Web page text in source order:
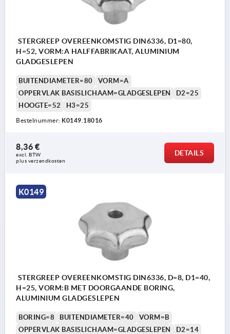
STERGREEP OVEREENKOMSTIG DIN6336, D1=80,
H=52, VORM:A HALFFABRIKAAT, ALUMINIUM
GLADGESLEPEN
BUITENDIAMETER=80
VORM=A
OPPERVLAK BASISLICHAAM=GLADGESLEPEN
D2=25
HOOGTE=52
H3=25
Bestelnummer: K0149.18016
8,36 €
excl. BTW
plus verzendkosten
DETAILS
K0149
STERGREEP OVEREENKOMSTIG DIN6336, D=8, D1=40,
H=25, VORM:B MET DOORGAANDE BORING,
ALUMINIUM GLADGESLEPEN
BORING=8 BUITENDIAMETER=40
VORM=B
OPPERVLAK BASISLICHAAM=GLADGESLEPEN
D2=14